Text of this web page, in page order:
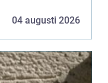
04 augusti 2026